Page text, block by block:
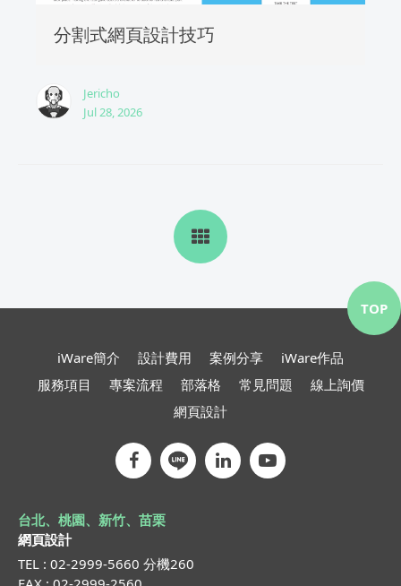
分割式網頁設計技巧
Jericho
Jul 28, 2026
iWare簡介 設計費用 案例分享
iWare作品
服務項目
專案流程 部落格 常見問題
線上詢價
網頁設計
台北、桃園、新竹、苗栗
網頁設計
TEL : 02-2999-5660 分機260
TOP